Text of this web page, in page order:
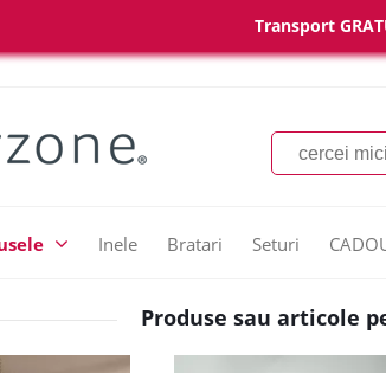
Transport
Inele Bratari Seturi
Produse sau articole